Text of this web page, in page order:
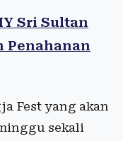
Sri Sultan
Penahanan
Fest yang akan
sekali